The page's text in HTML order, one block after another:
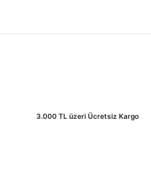
3.000 TL üzeri Ücretsiz Kargo